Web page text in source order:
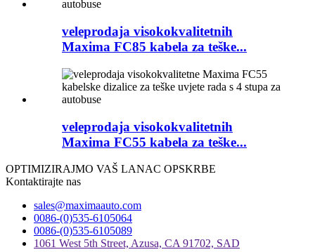
veleprodaja visokokvalitetnih
Maxima FC85 kabela za teške...
veleprodaja visokokvalitetnih
Maxima FC55 kabela za teške...
OPTIMIZIRAJMO VAŠ LANAC OPSKRBE
Kontaktirajte nas
sales@maximaauto.com
0086-(0)535-6105064
0086-(0)535-6105089
1061 West 5th Street, Azusa, CA 91702, SAD